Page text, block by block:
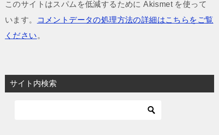
このサイトはスパムを低減するために Akismet を使って
います。
コメントデータの処理方法の詳細はこちらをご覧
ください 。
サイト内検索